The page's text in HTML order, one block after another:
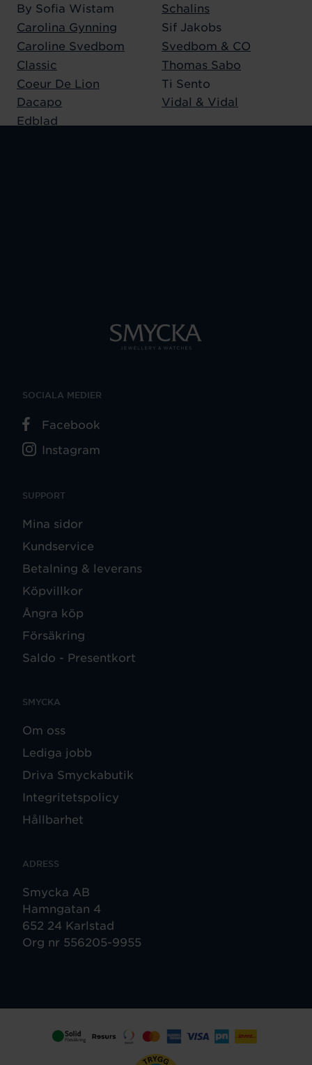
By Sofia Wistam
Carolina Gynning
Caroline Svedbom
Classic
Coeur De Lion
Dacapo
Edblad
Schalins
Sif Jakobs
Svedbom & CO
Thomas Sabo
Ti Sento
Vidal & Vidal
SUPPORT
Mina sidor
Kundservice
Betalning & leverans
Köpvillkor
Ångra köp
Försäkring
Saldo - Presentkort
SMYCKA
Om oss
Lediga jobb
Driva Smyckabutik
Integritetspolicy
Hållbarhet
ADRESS
Smycka AB
Hamngatan 4
652 24 Karlstad
Org nr 556205-9955
SOCIALA MEDIER
Facebook
Instagram